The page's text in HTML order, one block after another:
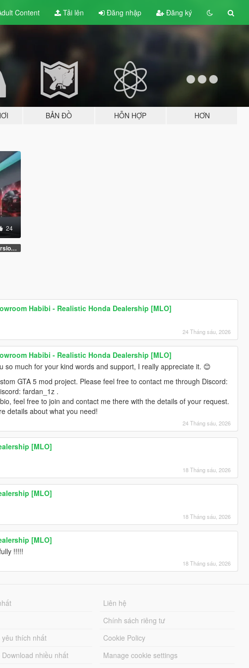
Content Tải lên Đăng nhập Đăng ký
BẢN ĐỒ HỖN HỢP HƠN
24
Version: 1.0
Habibi - Realistic Honda Dealership [MLO]
24 Tháng sáu, 2026
Habibi - Realistic Honda Dealership [MLO]
so much for your kind words and support, I really appreciate it. 😊
GTA 5 mod project. Please feel free to contact me through Discord:
fardan_1z .
feel free to join and contact me there with the details of your request.
details about what you need!
24 Tháng sáu, 2026
[MLO]
18 Tháng sáu, 2026
[MLO]
18 Tháng sáu, 2026
[MLO]
!!!!!
18 Tháng sáu, 2026
thích nhất
nhiều nhất
Liên hệ
Chính sách riêng tư
Cookie Policy
Manage cookie settings